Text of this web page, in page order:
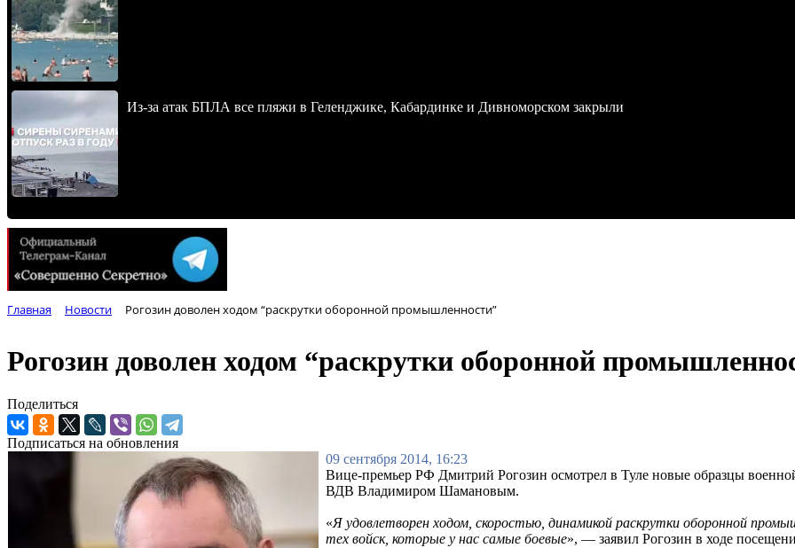
Из-за атак БПЛА все пляжи в Геленджике, Кабардинке и Дивноморском закрыли
Главная Новости Рогозин доволен ходом “раскрутки оборонной промышленности”
Рогозин доволен ходом “раскрутки оборонной
Поделиться
Подписаться на обновления
09 сентября 2014, 16:23
Вице-премьер РФ Дмитрий Рогозин осмотрел в Туле новые образцы
ВДВ Владимиром Шамановым.
«Я удовлетворен ходом, скоростью, динамикой раскрутки оборонной
тех войск, которые у нас самые боевые», — заявил Рогозин в ходе